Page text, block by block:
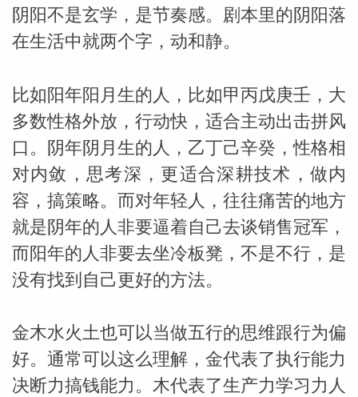
阴阳不是玄学，是节奏感。剧本里的阴阳落
在生活中就两个字，动和静。
比如阳年阳月生的人，比如甲丙戊庚壬，大
多数性格外放，行动快，适合主动出击拼风
口。阴年阴月生的人，乙丁己辛癸，性格相
对内敛，思考深，更适合深耕技术，做内
容，搞策略。而对年轻人，往往痛苦的地方
就是阴年的人非要逼着自己去谈销售冠军，
而阳年的人非要去坐冷板凳，不是不行，是
没有找到自己更好的方法。
金木水火土也可以当做五行的思维跟行为偏
好。通常可以这么理解，金代表了执行能力
决断力搞钱能力。木代表了生产力学习力人